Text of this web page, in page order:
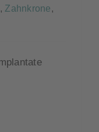
, Zahnkrone,